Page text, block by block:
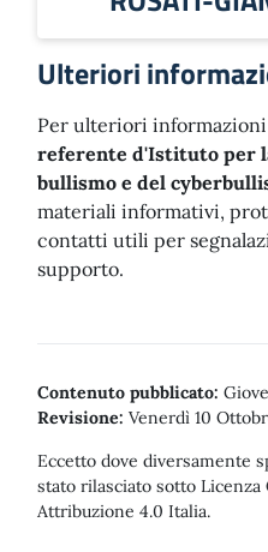
Ulteriori
Per ulteriori
referente d'Istituto per
bullismo e del
materiali informativi,
contatti utili per
supporto.
Contenuto pubblicato:
Revisione: Venerdì 10
Eccetto dove diversamente
stato rilasciato sotto Licenza
Attribuzione 4.0 Italia.